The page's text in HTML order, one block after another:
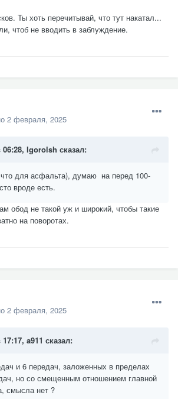
о данном мотоцикле, надеюсь вы
можно больше инфо про него- так по мне
и шага резьбы по каждому болтику/
насчёт в чистых условиях слить процедив
стружки, если есть), поставить болт с
делал, не смотря что есть люди
масло в новых китаймото
пробеге км в 50 после слития оно
часть стружки(кстати,- совсем не
магните дале практически не встречал-
затру- т.к. написал в качестве
Ты хоть перечитывай, что тут накатал...
чтоб не вводить в заблуждение.
2 февраля, 2025
Igorolsh сказал:
для асфальта), думаю на перед 100-
вроде есть.
обод не такой уж и широкий, чтобы такие
на поворотах.
2 февраля, 2025
a911 сказал:
и 6 передач, заложенных в пределах
но со смещенным отношением главной
смысла нет ?